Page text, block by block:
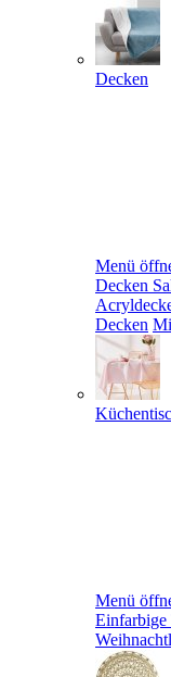
Decken
Menü
Decken
Decken
Menü
Einfarbige